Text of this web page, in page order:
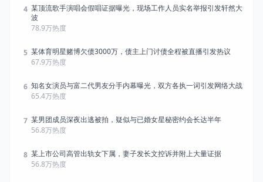
4 某顶流歌手演唱会假唱证据曝光，现场工作人员实名举报引发轩然大
波
78.9万热度
5 某体育明星赌博欠债3000万，债主上门讨债全程被直播引发热议
67.9万热度
6 知名女演员与富二代男友分手内幕曝光，双方各执一词引发网络大战
65.4万热度
7 某男团成员深夜出逃被拍，疑似与已婚女星秘密约会长达半年
56.8万热度
8 某上市公司高管出轨女下属，妻子发长文控诉并附上大量证据
56.8万热度